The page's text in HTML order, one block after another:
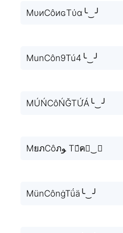
MυиCôиɢTύα╰‿╯
MunCôn9Tú4╰‿╯
MÚŃCôŃĞTÚ́Á╰‿╯
MยภCôภﻮ Tย́ค╰‿╯
MünCônġTǘä╰‿╯